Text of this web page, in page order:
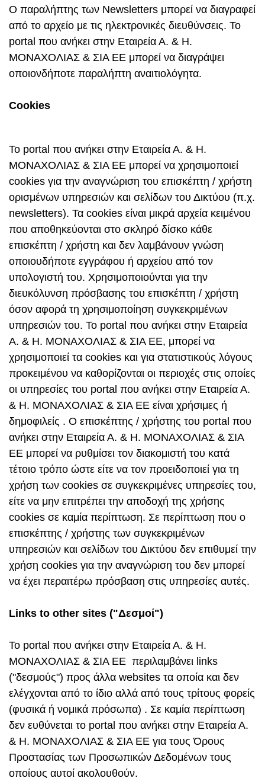
Ο παραλήπτης των Newsletters μπορεί να διαγραφεί
από το αρχείο με τις ηλεκτρονικές διευθύνσεις. Το
portal που ανήκει στην Εταιρεία Α. & Η.
ΜΟΝΑΧΟΛΙΑΣ & ΣΙΑ ΕΕ μπορεί να διαγράψει
οποιονδήποτε παραλήπτη αναιτιολόγητα.
Cookies
Το portal που ανήκει στην Εταιρεία Α. & Η.
ΜΟΝΑΧΟΛΙΑΣ & ΣΙΑ ΕΕ μπορεί να χρησιμοποιεί
cookies για την αναγνώριση του επισκέπτη / χρήστη
ορισμένων υπηρεσιών και σελίδων του Δικτύου (π.χ.
newsletters). Τα cookies είναι μικρά αρχεία κειμένου
που αποθηκεύονται στο σκληρό δίσκο κάθε
επισκέπτη / χρήστη και δεν λαμβάνουν γνώση
οποιουδήποτε εγγράφου ή αρχείου από τον
υπολογιστή του. Χρησιμοποιούνται για την
διευκόλυνση πρόσβασης του επισκέπτη / χρήστη
όσον αφορά τη χρησιμοποίηση συγκεκριμένων
υπηρεσιών του. Το portal που ανήκει στην Εταιρεία
Α. & Η. ΜΟΝΑΧΟΛΙΑΣ & ΣΙΑ ΕΕ, μπορεί να
χρησιμοποιεί τα cookies και για στατιστικούς λόγους
προκειμένου να καθορίζονται οι περιοχές στις οποίες
οι υπηρεσίες του portal που ανήκει στην Εταιρεία Α.
& Η. ΜΟΝΑΧΟΛΙΑΣ & ΣΙΑ ΕΕ είναι χρήσιμες ή
δημοφιλείς . Ο επισκέπτης / χρήστης του portal που
ανήκει στην Εταιρεία Α. & Η. ΜΟΝΑΧΟΛΙΑΣ & ΣΙΑ
ΕΕ μπορεί να ρυθμίσει τον διακομιστή του κατά
τέτοιο τρόπο ώστε είτε να τον προειδοποιεί για τη
χρήση των cookies σε συγκεκριμένες υπηρεσίες του,
είτε να μην επιτρέπει την αποδοχή της χρήσης
cookies σε καμία περίπτωση. Σε περίπτωση που ο
επισκέπτης / χρήστης των συγκεκριμένων
υπηρεσιών και σελίδων του Δικτύου δεν επιθυμεί την
χρήση cookies για την αναγνώριση του δεν μπορεί
να έχει περαιτέρω πρόσβαση στις υπηρεσίες αυτές.
Links to other sites ("Δεσμοί")
Το portal που ανήκει στην Εταιρεία Α. & Η.
ΜΟΝΑΧΟΛΙΑΣ & ΣΙΑ ΕΕ περιλαμβάνει links
("δεσμούς") προς άλλα websites τα οποία και δεν
ελέγχονται από το ίδιο αλλά από τους τρίτους φορείς
(φυσικά ή νομικά πρόσωπα) . Σε καμία περίπτωση
δεν ευθύνεται το portal που ανήκει στην Εταιρεία Α.
& Η. ΜΟΝΑΧΟΛΙΑΣ & ΣΙΑ ΕΕ για τους Όρους
Προστασίας των Προσωπικών Δεδομένων τους
οποίους αυτοί ακολουθούν.